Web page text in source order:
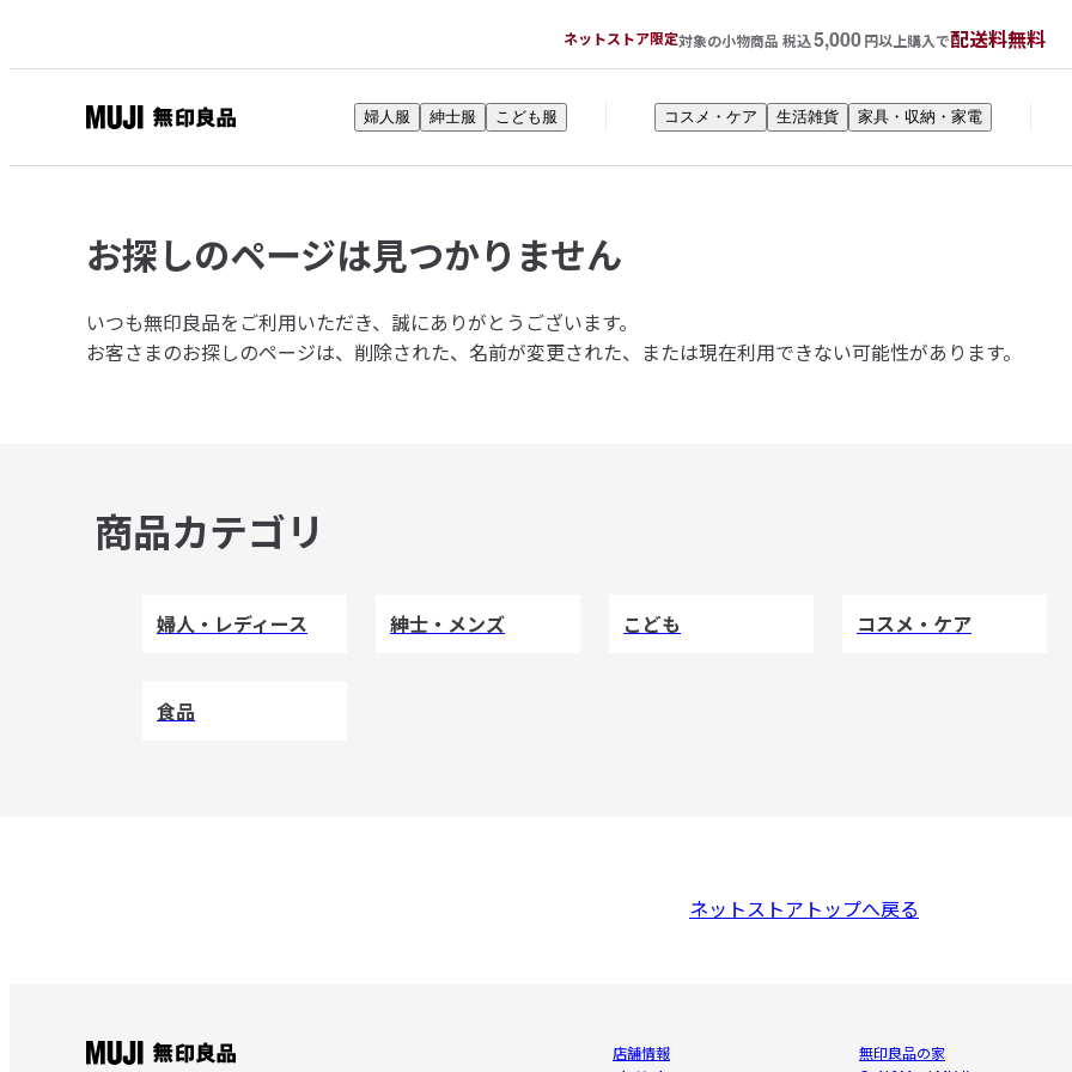
ネットストア限定対象の小物商品 税込5,000円以上購入で配送料無料
印
品
ネ
ト
ス
婦人服 紳士服 こども服 コスメ・ケア 生活雑貨 家具・収納・家電
お探しのページは見つかりません
いつも無印良品をご利用いただき、誠にありがとうございます。
お客さまのお探しのページは、削除された、名前が変更された、または現在利用できない可能性があります。
商品カテゴリ
婦人・レディース 紳士・メンズ こども コスメ・ケア
食品
ネットストアトップへ戻る
店舗情報
無印良品の家